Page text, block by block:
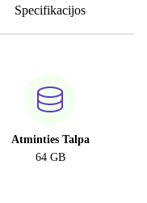
Specifikacijos
Atminties Talpa
64 GB